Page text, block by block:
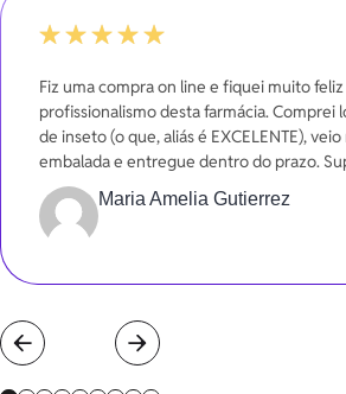
Fiz uma compra on line e fiquei muito
profissionalismo desta farmácia. Comprei
de inseto (o que, aliás é EXCELENTE),
embalada e entregue dentro do prazo.
Gratidão!!!
Maria Amelia Gutierrez